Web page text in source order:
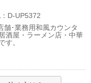
D-UP5372
･業務用和風カウンタ
酒屋・ラーメン店・中華
す。